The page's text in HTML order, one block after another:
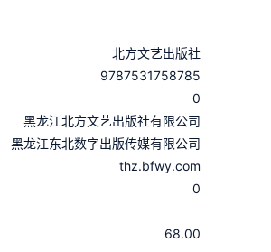
北方文艺出版社
9787531758785
0
黑龙江北方文艺出版社有限公司
黑龙江东北数字出版传媒有限公司
thz.bfwy.com
0
68.00